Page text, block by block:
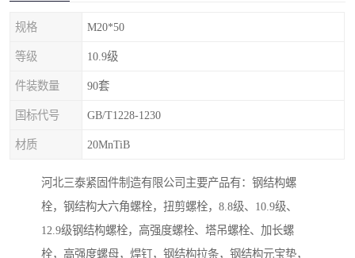
规格 M20*50
等级 10.9级
件装数量 90套
国标代号 GB/T1228-1230
材质 20MnTiB
河北三泰紧固件制造有限公司主要产品有：钢结构螺
栓，钢结构大六角螺栓，扭剪螺栓，8.8级、10.9级、
12.9级钢结构螺栓，高强度螺栓、塔吊螺栓、加长螺
栓，高强度螺母，焊钉，钢结构拉条，钢结构元宝垫，